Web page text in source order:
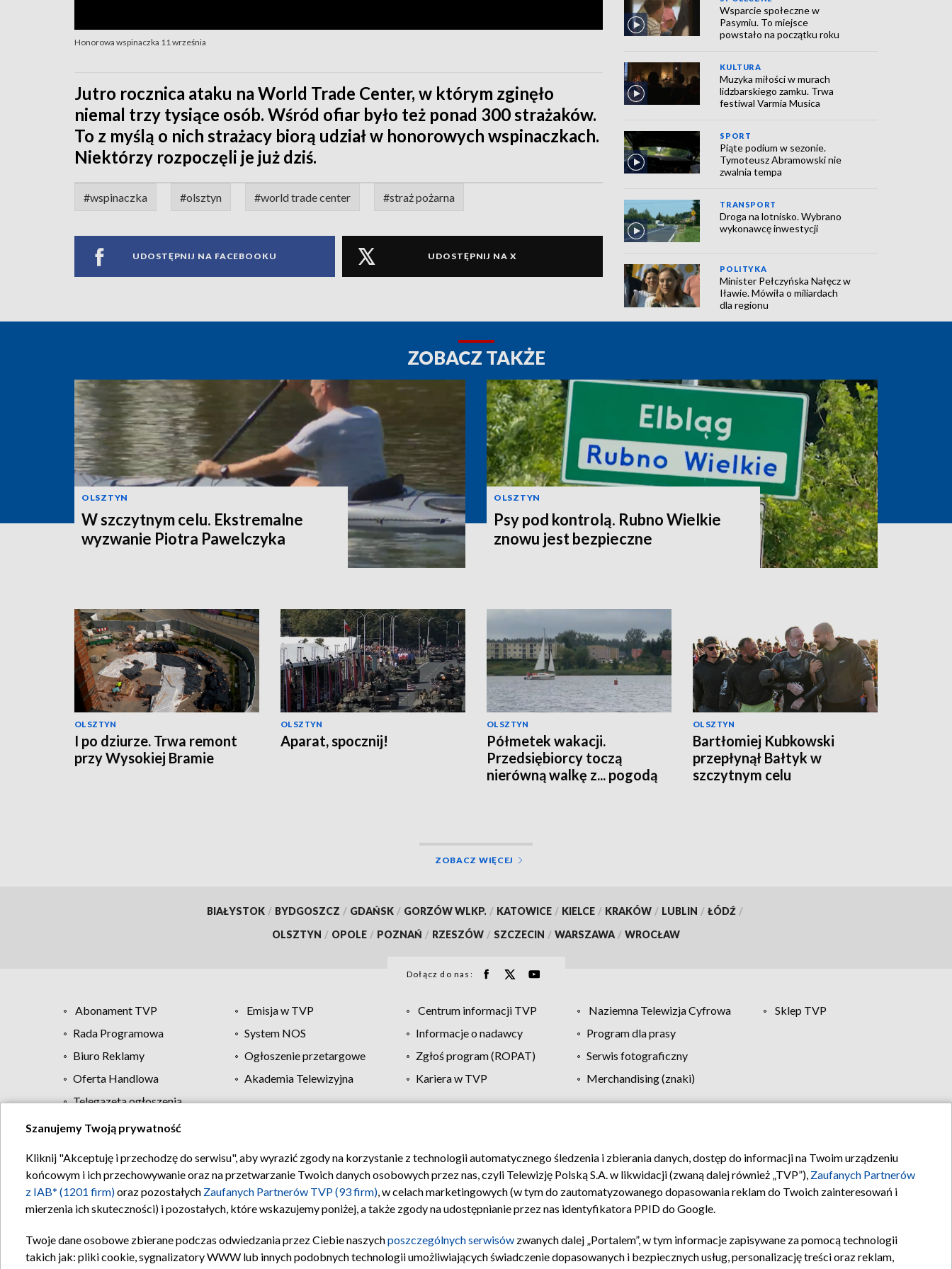
Honorowa wspinaczka 11 września
Jutro rocznica ataku na World Trade Center, w którym zginęło
niemal trzy tysiące osób. Wśród ofiar było też ponad 300 strażaków.
To z myślą o nich strażacy biorą udział w honorowych wspinaczkach.
Niektórzy rozpoczęli je już dziś.
#wspinaczka #olsztyn #world trade center #straż pożarna
UDOSTĘPNIJ NA FACEBOOKU UDOSTĘPNIJ NA X
Wsparcie społeczne w
Pasymiu. To miejsce
powstało na początku roku
KULTURA
Muzyka miłości w murach
lidzbarskiego zamku. Trwa
festiwal Varmia Musica
SPORT
Piąte podium w sezonie.
Tymoteusz Abramowski nie
zwalnia tempa
TRANSPORT
Droga na lotnisko. Wybrano
wykonawcę inwestycji
POLITYKA
Minister Pełczyńska Nałęcz w
Iławie. Mówiła o miliardach
dla regionu
ZOBACZ TAKŻE
OLSZTYN
W szczytnym celu. Ekstremalne
wyzwanie Piotra Pawelczyka
OLSZTYN
Psy pod kontrolą. Rubno Wielkie
znowu jest bezpieczne
OLSZTYN
I po dziurze. Trwa remont
przy Wysokiej Bramie
OLSZTYN
Aparat, spocznij!
OLSZTYN
Półmetek wakacji.
Przedsiębiorcy toczą
nierówną walkę z... pogodą
OLSZTYN
Bartłomiej Kubkowski
przepłynął Bałtyk w
szczytnym celu
ZOBACZ WIĘCEJ
BIAŁYSTOK / BYDGOSZCZ / GDAŃSK / GORZÓW WLKP. / KATOWICE / KIELCE / KRAKÓW / LUBLIN / ŁÓDŹ /
OLSZTYN / OPOLE / POZNAŃ / RZESZÓW / SZCZECIN / WARSZAWA / WROCŁAW
Dołącz do nas:
Abonament TVP Emisja w TVP Centrum informacji TVP Naziemna Telewizja Cyfrowa
Sklep TVP
Rada Programowa
System NOS Informacje o nadawcy
Program dla prasy
Biuro Reklamy
Ogłoszenie przetargowe Zgłoś program (ROPAT)
Serwis fotograficzny
Oferta Handlowa
Akademia Telewizyjna Kariera w TVP
Merchandising (znaki)
Telegazeta ogłoszenia
Regulamin TVP Polityka prywatności Moje zgody Pomoc Biuro reklamy Kontakt
Szanujemy Twoją prywatność
Kliknij "Akceptuję i przechodzę do serwisu", aby wyrazić zgody na korzystanie z technologii automatycznego śledzenia i zbierania danych, dostęp do informacji na Twoim urządzeniu
końcowym i ich przechowywanie oraz na przetwarzanie Twoich danych osobowych przez nas, czyli Telewizję Polską S.A. w likwidacji (zwaną dalej również „TVP”), Zaufanych Partnerów
z IAB* (1201 firm)oraz pozostałych Zaufanych Partnerów TVP (93 firm), w celach marketingowych (w tym do zautomatyzowanego dopasowania reklam do Twoich zainteresowań i
mierzenia ich skuteczności) i pozostałych, które wskazujemy poniżej, a także zgody na udostępnianie przez nas identyfikatora PPID do Google.
Twoje dane osobowe zbierane podczas odwiedzania przez Ciebie naszychposzczególnych serwisów zwanych dalej „Portalem”, w tym informacje zapisywane za pomocą technologii
takich jak: pliki cookie, sygnalizatory WWW lub innych podobnych technologii umożliwiających świadczenie dopasowanych i bezpiecznych usług, personalizację treści oraz reklam,